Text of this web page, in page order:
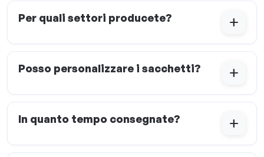
Per quali settori producete? add
Posso personalizzare i sacchetti? add
In quanto tempo consegnate? add